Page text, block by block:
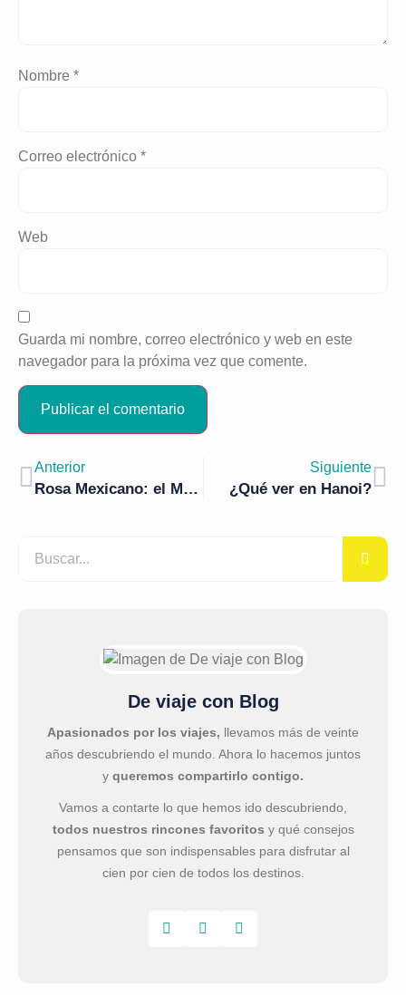
Nombre *
Correo electrónico *
Web
Guarda mi nombre, correo electrónico y web en este
navegador para la próxima vez que comente.
Anterior
Rosa Mexicano: el México más informal en Segovia
Siguiente
¿Qué ver en Hanoi?
De viaje con Blog
Apasionados por los viajes, llevamos más de veinte
años descubriendo el mundo. Ahora lo hacemos juntos
y queremos compartirlo contigo.
Vamos a contarte lo que hemos ido descubriendo,
todos nuestros rincones favoritos y qué consejos
pensamos que son indispensables para disfrutar al
cien por cien de todos los destinos.